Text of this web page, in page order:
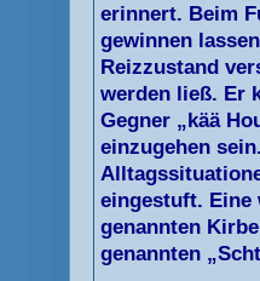
erinnert. Beim
gewinnen
Reizzustand
werden ließ. Er
Gegner „kää
einzugehen
eingestuft.
genannten
genannten